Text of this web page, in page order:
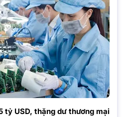
tỷ USD, thặng dư thương mại